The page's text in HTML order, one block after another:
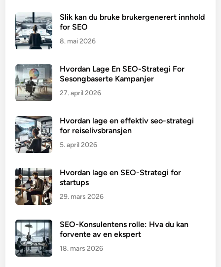
Slik kan du bruke brukergenerert innhold
for SEO
8. mai 2026
Hvordan Lage En SEO-Strategi For
Sesongbaserte Kampanjer
27. april 2026
Hvordan lage en effektiv seo-strategi
for reiselivsbransjen
5. april 2026
Hvordan lage en SEO-Strategi for
startups
29. mars 2026
SEO-Konsulentens rolle: Hva du kan
forvente av en ekspert
18. mars 2026